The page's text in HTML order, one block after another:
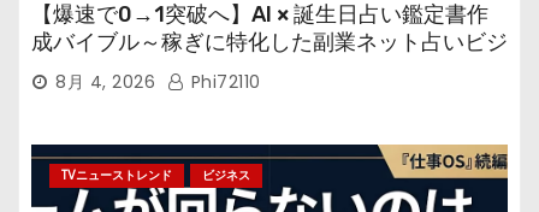
【爆速で0→1突破へ】AI × 誕生日占い鑑定書作
成バイブル～稼ぎに特化した副業ネット占いビジ
ネス8月 4, 2026 Phi72110
TVニューストレンド ビジネス